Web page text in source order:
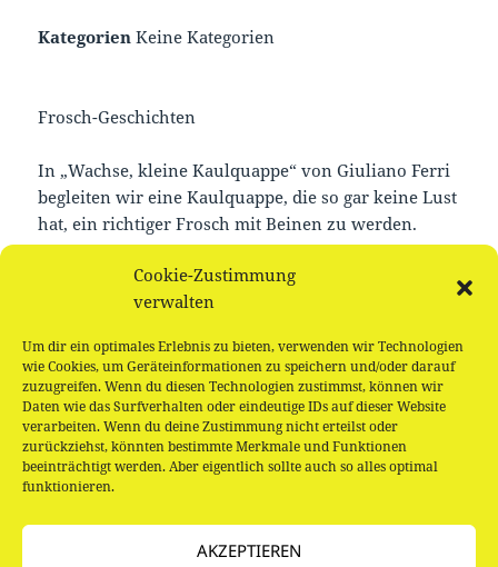
Cookie-Zustimmung
verwalten
Um dir ein optimales Erlebnis zu bieten, verwenden wir Technologien
wie Cookies, um Geräteinformationen zu speichern und/oder darauf
zuzugreifen. Wenn du diesen Technologien zustimmst, können wir
Daten wie das Surfverhalten oder eindeutige IDs auf dieser Website
verarbeiten. Wenn du deine Zustimmung nicht erteilst oder
zurückziehst, könnten bestimmte Merkmale und Funktionen
beeinträchtigt werden. Aber eigentlich sollte auch so alles optimal
funktionieren.
AKZEPTIEREN
Kategorien Keine Kategorien
Frosch-Geschichten
In „Wachse, kleine Kaulquappe“ von Giuliano Ferri
begleiten wir eine Kaulquappe, die so gar keine Lust
hat, ein richtiger Frosch mit Beinen zu werden.
Im Anschluss wird gesungen, gebastelt und gespielt.
Anmeldung
Beitragsnavigation
Vorheriger
WunderTüte: Was wäre wenn…?